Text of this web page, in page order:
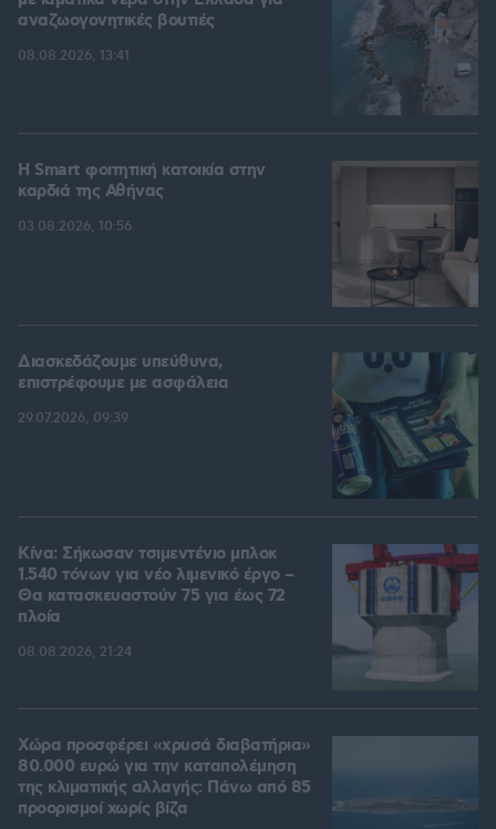
αναζωογονητικές βουτιές
08.08.2026, 13:41
Η Smart φοιτητική κατοικία στην
καρδιά της Αθήνας
03.08.2026, 10:56
Διασκεδάζουμε υπεύθυνα,
επιστρέφουμε με ασφάλεια
29.07.2026, 09:39
Κίνα: Σήκωσαν τσιμεντένιο μπλοκ
1.540 τόνων για νέο λιμενικό έργο –
Θα κατασκευαστούν 75 για έως 72
πλοία
08.08.2026, 21:24
Χώρα προσφέρει «χρυσά διαβατήρια»
80.000 ευρώ για την καταπολέμηση
της κλιματικής αλλαγής: Πάνω από 85
προορισμοί χωρίς βίζα